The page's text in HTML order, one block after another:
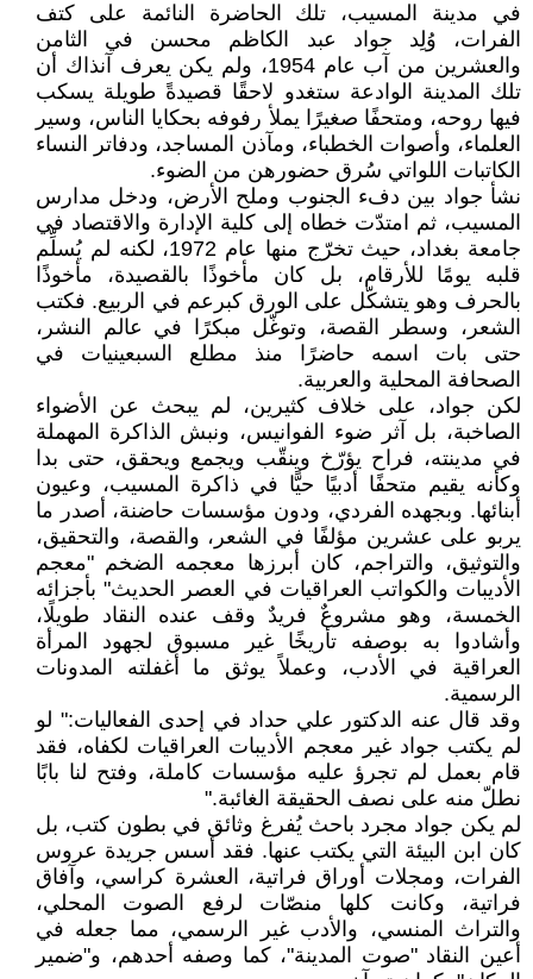
في مدينة المسيب، تلك الحاضرة النائمة على كتف
الفرات، وُلِد جواد عبد الكاظم محسن في الثامن
والعشرين من آب عام 1954، ولم يكن يعرف آنذاك أن
تلك المدينة الوادعة ستغدو لاحقًا قصيدةً طويلة يسكب
فيها روحه، ومتحفًا صغيرًا يملأ رفوفه بحكايا الناس، وسير
العلماء، وأصوات الخطباء، ومآذن المساجد، ودفاتر النساء
الكاتبات اللواتي سُرق حضورهن من الضوء.
نشأ جواد بين دفء الجنوب وملح الأرض، ودخل مدارس
المسيب، ثم امتدّت خطاه إلى كلية الإدارة والاقتصاد في
جامعة بغداد، حيث تخرّج منها عام 1972، لكنه لم يُسلِّم
قلبه يومًا للأرقام، بل كان مأخوذًا بالقصيدة، مأخوذًا
بالحرف وهو يتشكّل على الورق كبرعم في الربيع. فكتب
الشعر، وسطر القصة، وتوغّل مبكرًا في عالم النشر،
حتى بات اسمه حاضرًا منذ مطلع السبعينيات في
الصحافة المحلية والعربية.
لكن جواد، على خلاف كثيرين، لم يبحث عن الأضواء
الصاخبة، بل آثر ضوء الفوانيس، ونبش الذاكرة المهملة
في مدينته، فراح يؤرّخ وينقّب ويجمع ويحقق، حتى بدا
وكأنه يقيم متحفًا أدبيًا حيًّا في ذاكرة المسيب، وعيون
أبنائها. وبجهده الفردي، ودون مؤسسات حاضنة، أصدر ما
يربو على عشرين مؤلفًا في الشعر، والقصة، والتحقيق،
والتوثيق، والتراجم، كان أبرزها معجمه الضخم "معجم
الأديبات والكواتب العراقيات في العصر الحديث" بأجزائه
الخمسة، وهو مشروعٌ فريدٌ وقف عنده النقاد طويلًا،
وأشادوا به بوصفه تأريخًا غير مسبوق لجهود المرأة
العراقية في الأدب، وعملاً يوثق ما أغفلته المدونات
الرسمية.
وقد قال عنه الدكتور علي حداد في إحدى الفعاليات:" لو
لم يكتب جواد غير معجم الأديبات العراقيات لكفاه، فقد
قام بعمل لم تجرؤ عليه مؤسسات كاملة، وفتح لنا بابًا
نطلّ منه على نصف الحقيقة الغائبة."
لم يكن جواد مجرد باحث يُفرغ وثائق في بطون كتب، بل
كان ابن البيئة التي يكتب عنها. فقد أسس جريدة عروس
الفرات، ومجلات أوراق فراتية، العشرة كراسي، وآفاق
فراتية، وكانت كلها منصّات لرفع الصوت المحلي،
والتراث المنسي، والأدب غير الرسمي، مما جعله في
أعين النقاد "صوت المدينة"، كما وصفه أحدهم، و"ضمير